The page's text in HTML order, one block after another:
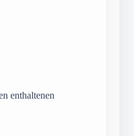
enthaltenen